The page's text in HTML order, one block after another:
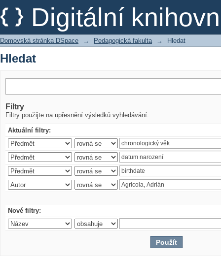
Digitální
Hledat
Domovská stránka DSpace → Pedagogická fakulta → Hledat
Hledat
Filtry
Filtry použijte na upřesnění výsledků vyhledávání.
Aktuální filtry:
Nové filtry: